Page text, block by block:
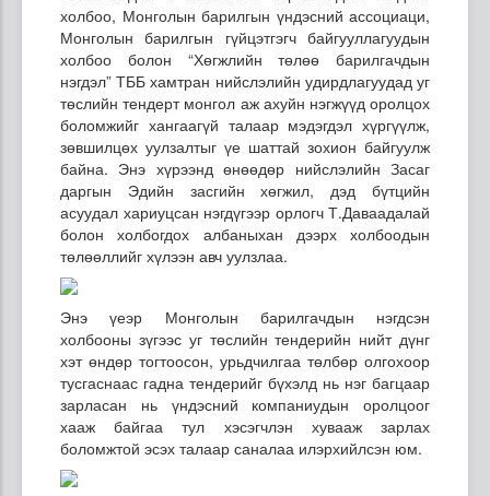
холбоо, Монголын барилгын үндэсний ассоциаци,
Монголын барилгын гүйцэтгэгч байгууллагуудын
холбоо болон “Хөгжлийн төлөө барилгачдын
нэгдэл” ТББ хамтран нийслэлийн удирдлагуудад уг
төслийн тендерт монгол аж ахуйн нэгжүүд оролцох
боломжийг хангаагүй талаар мэдэгдэл хүргүүлж,
зөвшилцөх уулзалтыг үе шаттай зохион байгуулж
байна. Энэ хүрээнд өнөөдөр нийслэлийн Засаг
даргын Эдийн засгийн хөгжил, дэд бүтцийн
асуудал хариуцсан нэгдүгээр орлогч Т.Даваадалай
болон холбогдох албаныхан дээрх холбоодын
төлөөллийг хүлээн авч уулзлаа.
Энэ үеэр Монголын барилгачдын нэгдсэн
холбооны зүгээс уг төслийн тендерийн нийт дүнг
хэт өндөр тогтоосон, урьдчилгаа төлбөр олгохоор
тусгаснаас гадна тендерийг бүхэлд нь нэг багцаар
зарласан нь үндэсний компаниудын оролцоог
хааж байгаа тул хэсэгчлэн хувааж зарлах
боломжтой эсэх талаар саналаа илэрхийлсэн юм.